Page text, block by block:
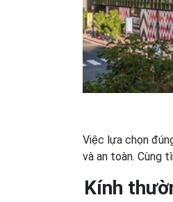
Việc lựa chọn
và an toàn. Cùng
Kính